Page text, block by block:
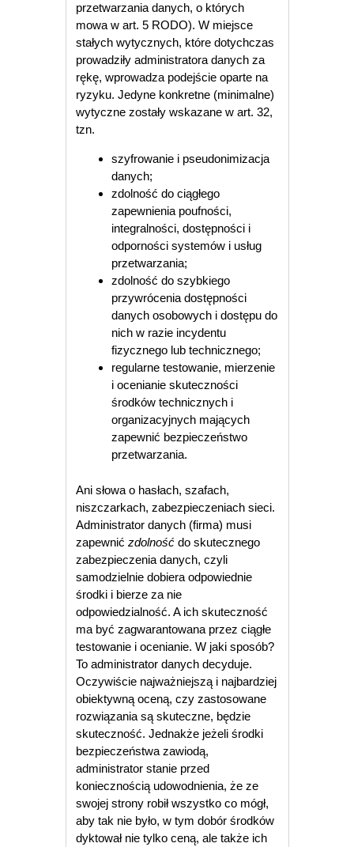
przetwarzania danych, o których
mowa w art. 5 RODO). W miejsce
stałych wytycznych, które dotychczas
prowadziły administratora danych za
rękę, wprowadza podejście oparte na
ryzyku. Jedyne konkretne (minimalne)
wytyczne zostały wskazane w art. 32,
tzn.
szyfrowanie i pseudonimizacja
danych;
zdolność do ciągłego
zapewnienia poufności,
integralności, dostępności i
odporności systemów i usług
przetwarzania;
zdolność do szybkiego
przywrócenia dostępności
danych osobowych i dostępu do
nich w razie incydentu
fizycznego lub technicznego;
regularne testowanie, mierzenie
i ocenianie skuteczności
środków technicznych i
organizacyjnych mających
zapewnić bezpieczeństwo
przetwarzania.
Ani słowa o hasłach, szafach,
niszczarkach, zabezpieczeniach sieci.
Administrator danych (firma) musi
zapewnićzdolność do skutecznego
zabezpieczenia danych, czyli
samodzielnie dobiera odpowiednie
środki i bierze za nie
odpowiedzialność. A ich skuteczność
ma być zagwarantowana przez ciągłe
testowanie i ocenianie. W jaki sposób?
To administrator danych decyduje.
Oczywiście najważniejszą i najbardziej
obiektywną oceną, czy zastosowane
rozwiązania są skuteczne, będzie
skuteczność. Jednakże jeżeli środki
bezpieczeństwa zawiodą,
administrator stanie przed
koniecznością udowodnienia, że ze
swojej strony robił wszystko co mógł,
aby tak nie było, w tym dobór środków
dyktował nie tylko ceną, ale także ich